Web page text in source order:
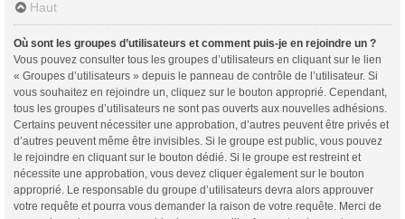
Haut
Où sont les groupes d’utilisateurs et comment puis-je en rejoindre un ?
Vous pouvez consulter tous les groupes d’utilisateurs en cliquant sur le lien
« Groupes d’utilisateurs » depuis le panneau de contrôle de l’utilisateur. Si
vous souhaitez en rejoindre un, cliquez sur le bouton approprié. Cependant,
tous les groupes d’utilisateurs ne sont pas ouverts aux nouvelles adhésions.
Certains peuvent nécessiter une approbation, d’autres peuvent être privés et
d’autres peuvent même être invisibles. Si le groupe est public, vous pouvez
le rejoindre en cliquant sur le bouton dédié. Si le groupe est restreint et
nécessite une approbation, vous devez cliquer également sur le bouton
approprié. Le responsable du groupe d’utilisateurs devra alors approuver
votre requête et pourra vous demander la raison de votre requête. Merci de